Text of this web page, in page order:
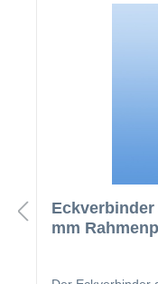
Eckverbinder
mm